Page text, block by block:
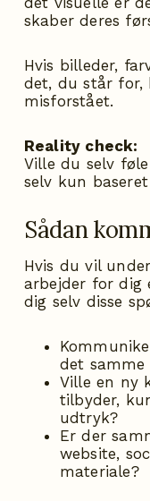
skaber deres
Hvis billeder,
det, du står for,
misforstået.
Reality check:
Ville du selv
selv kun
Sådan
Hvis du vil
arbejder for dig
dig selv disse
det
Ville en ny
tilbyder,
udtryk?
Er der
website,
materiale?